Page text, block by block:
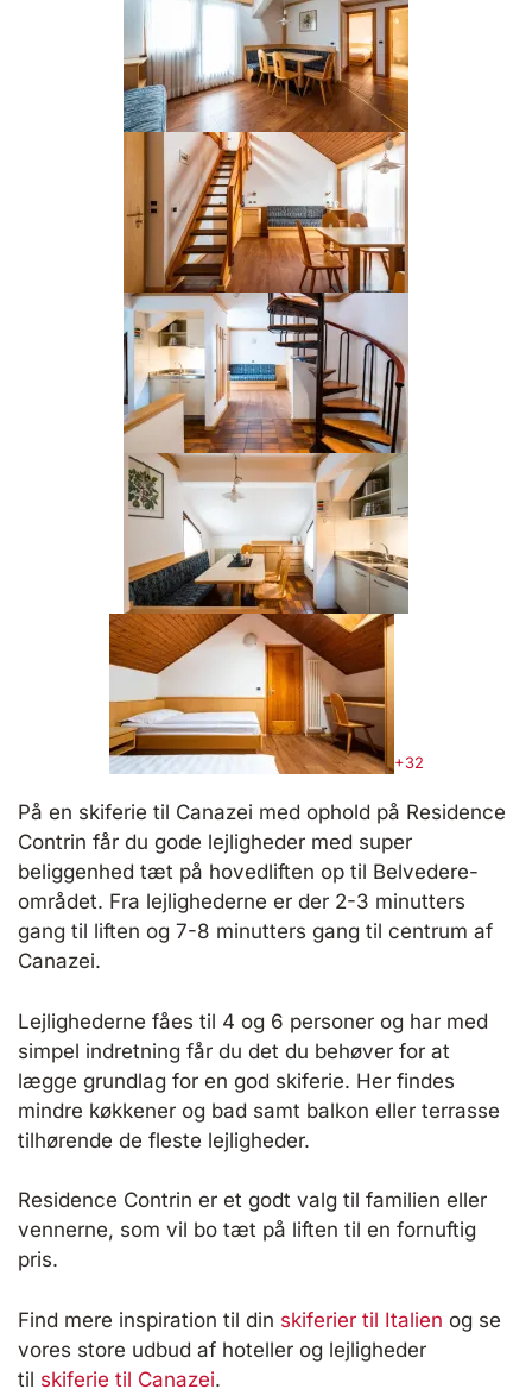
+32
På en skiferie til Canazei med ophold på Residence
Contrin får du gode lejligheder med super
beliggenhed tæt på hovedliften op til Belvedere-
området. Fra lejlighederne er der 2-3 minutters
gang til liften og 7-8 minutters gang til centrum af
Canazei.
Lejlighederne fåes til 4 og 6 personer og har med
simpel indretning får du det du behøver for at
lægge grundlag for en god skiferie. Her findes
mindre køkkener og bad samt balkon eller terrasse
tilhørende de fleste lejligheder.
Residence Contrin er et godt valg til familien eller
vennerne, som vil bo tæt på liften til en fornuftig
pris.
Find mere inspiration til din skiferier til Italien og se
vores store udbud af hoteller og lejligheder
til skiferie til Canazei.